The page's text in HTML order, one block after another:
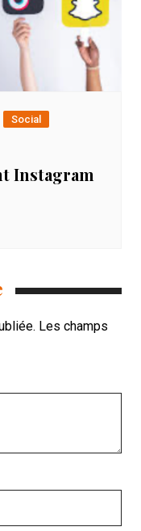
Social
Instagram
Les champs